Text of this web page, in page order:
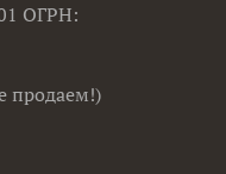
ОГРН:
продаем!)